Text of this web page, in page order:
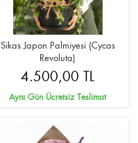
Sikas Japon Palmiyesi (Cycas
Revoluta)
4.500,00 TL
Aynı Gün Ücretsiz Teslimat